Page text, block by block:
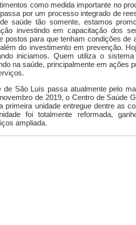
como medida importante no
por um processo integrado de
saúde tão somente, estamos
investindo em capacitação dos
postos para que tenham condições de
do investimento em prevenção.
iniciamos. Quem utiliza o
na saúde, principalmente em ações
São Luís passa atualmente pelo
de 2019, o Centro de Saúde
primeira unidade entregue dentre as
foi totalmente reformada,
ampliada.